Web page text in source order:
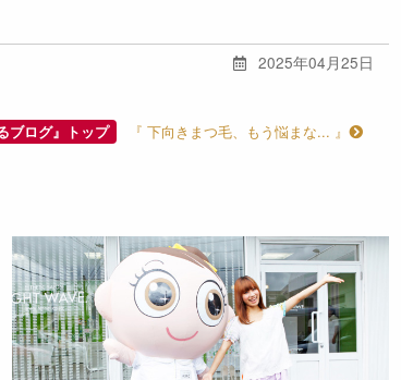
2025年04月25日
ブログ』トップ 『 下向きまつ毛、もう悩まな... 』